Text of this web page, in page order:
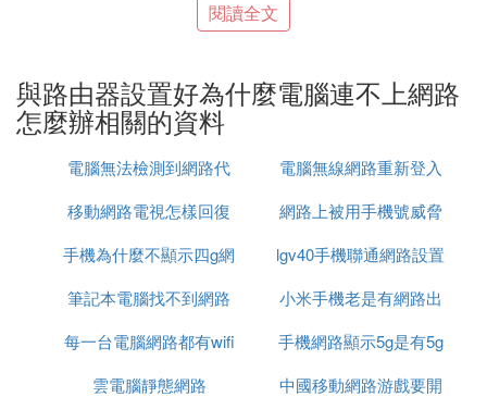
3.系統和路由器兼容性比較差。
4.WIFI不穩定造成的。
5.電腦WIFI有問題。
重新開啟電腦WIFI，或者直接用網線將電腦和路由器
㈣ 裝了無線路由器之後電腦連不上網了怎
閱讀全文
與路由器設置好為什麼電腦連不上網路
怎麼辦相關的資料
電腦無法檢測到網路代
理
電腦無線網路重新登入
移動網路電視怎樣回復
原來模式
網路上被用手機號威脅
怎麼辦
手機為什麼不顯示四g網
路怎麼回事啊
lgv40手機聯通網路設置
筆記本電腦找不到網路
適配器怎麼辦
小米手機老是有網路出
現問題
每一台電腦網路都有wifi
嗎
手機網路顯示5g是有5g
網嗎
雲電腦靜態網路
中國移動網路游戲要開